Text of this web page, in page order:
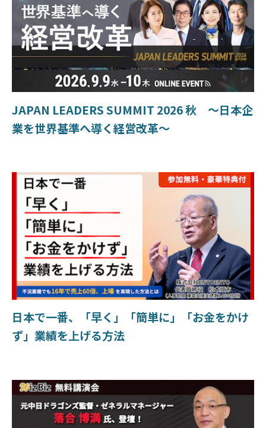
JAPAN LEADERS SUMMIT 2026 秋 〜日本企
業を世界基準へ導く経営改革〜
日本で一番、「早く」「簡単に」「お金をかけ
ず」業績を上げる方法